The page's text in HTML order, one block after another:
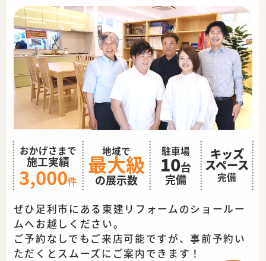
おかげさまで
施工実績
3,000件
地域で
最大級
の展示数
駐車場
10台
完備
キッズ
スペース
完備
ぜひ足利市にある東建リフォームのショールー
ムへお越しください。
ご予約なしでもご来店可能ですが、事前予約い
ただくとスムーズに ご案内できます！